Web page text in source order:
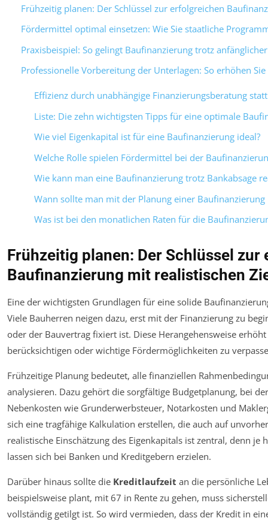
Frühzeitig planen: Der Schlüssel zur erfolgreichen
Fördermittel optimal einsetzen: Wie Sie staatliche
Praxisbeispiel: So gelingt Baufinanzierung trotz
Professionelle Vorbereitung der Unterlagen: So erhöhen
Effizienz durch unabhängige Finanzierungsberatung
Liste: Die zehn wichtigsten Tipps für eine optimale
Wie viel Eigenkapital ist für eine Baufinanzierung ideal?
Welche Rolle spielen Fördermittel bei der
Wie kann man eine Baufinanzierung trotz Bankabsage
Wann sollte man mit der Planung einer Baufinanzierung
Was ist bei den monatlichen Raten für die
Frühzeitig planen: Der Schlüssel
Baufinanzierung mit realistischen
Eine der wichtigsten Grundlagen für eine solide
Viele Bauherren neigen dazu, erst mit der Finanzierung zu
oder der Bauvertrag fixiert ist. Diese Herangehensweise
berücksichtigen oder wichtige Fördermöglichkeiten zu
Frühzeitige Planung bedeutet, alle finanziellen
analysieren. Dazu gehört die sorgfältige Budgetplanung, bei
Nebenkosten wie Grunderwerbsteuer, Notarkosten und
sich eine tragfähige Kalkulation erstellen, die auch auf
realistische Einschätzung des Eigenkapitals ist zentral, denn je
lassen sich bei Banken und Kreditgebern erzielen.
Darüber hinaus sollte die Kreditlaufzeit an die persönliche
beispielsweise plant, mit 67 in Rente zu gehen, muss
vollständig getilgt ist. So wird vermieden, dass der Kredit in